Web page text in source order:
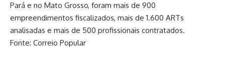
Pará e no Mato Grosso, foram mais de 900
empreendimentos fiscalizados, mais de 1.600 ARTs
analisadas e mais de 500 profissionais contratados.
Fonte: Correio Popular